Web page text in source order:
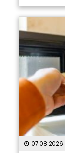
07.08.2026